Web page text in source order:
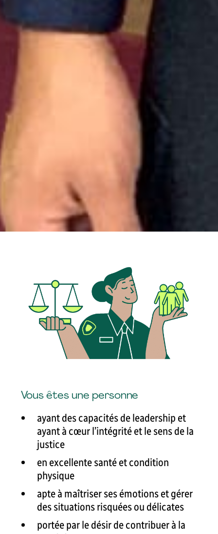
Vous êtes une personne
ayant des capacités de leadership et
ayant à cœur l’intégrité et le sens de la
justice
en excellente santé et condition
physique
apte à maîtriser ses émotions et gérer
des situations risquées ou délicates
portée par le désir de contribuer à la